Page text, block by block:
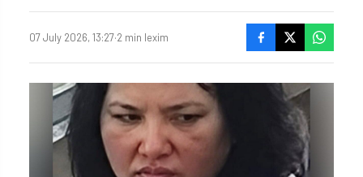
07 July 2026, 13:27·2 min lexim